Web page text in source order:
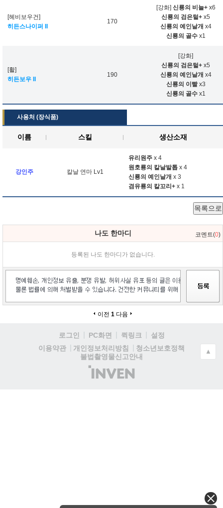
[헤비보우건]
히든스나이퍼 II
170
[강화] 신룡의 비늘+x6
신룡의 검은털+ x5
신룡의 예인날개 x4
신룡의 골수x1
[활]
히든보우 II
190
[강화]
신룡의 검은털+ x5
신룡의 예인날개 x4
신룡의 이빨x3
신룡의 골수x1
사용처 (장식품)
이름 스킬 생산소재
강인주 칼날 연마 Lv1
유리원주 x 4
원호룡의 칼날발톱 x 4
신룡의 예인날개 x 3
겸유룡의 칼꼬리+ x 1
목록으로
나도 한마디 코멘트(0)
등록된 나도 한마디가 없습니다.
이전 1 다음
로그인 PC화면 퀵링크
설정
이용약관
개인정보처리방침
청소년보호정책
불법촬영물신고안내
(주)
인
▲